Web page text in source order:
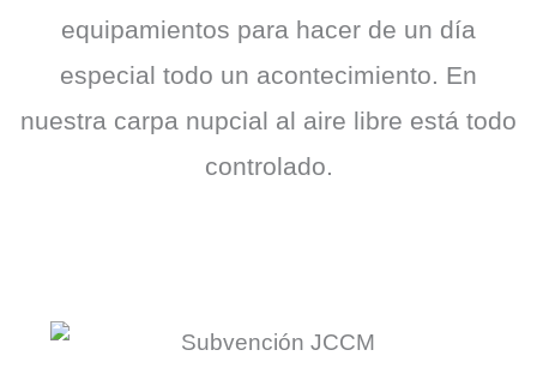
equipamientos para hacer de un día
especial todo un acontecimiento. En
nuestra carpa nupcial al aire libre está todo
controlado.